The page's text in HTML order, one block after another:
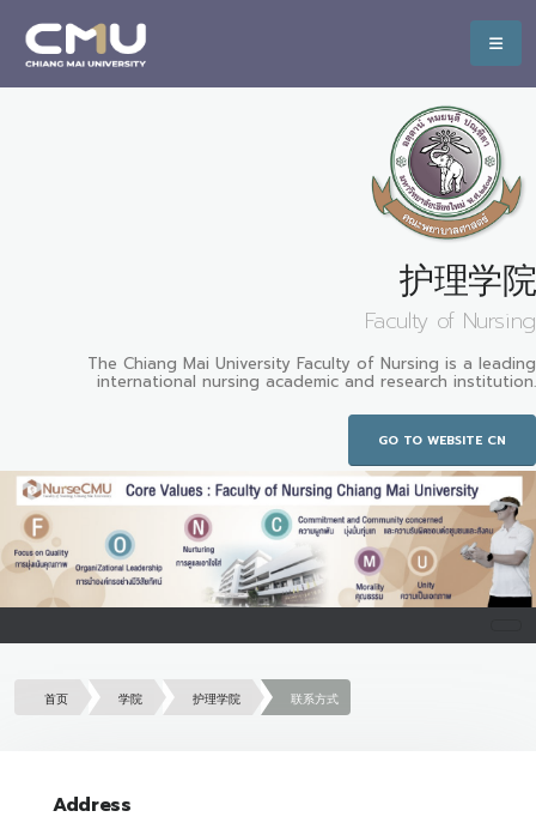
护理学院
Faculty of Nursing
The Chiang Mai University Faculty of Nursing is a leading
international nursing academic and research institution.
GO TO WEBSITE CN
首页 学院 护理学院 联系方式
Address